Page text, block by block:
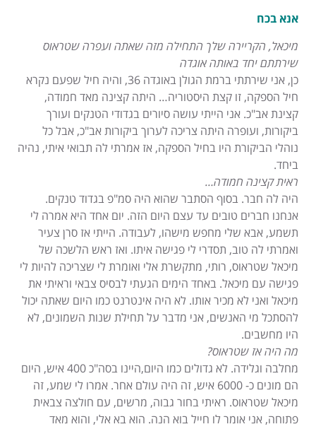
אנא בכח
מיכאל, הקריירה שלך התחילה מזה שאתה ועפרה שטראוס
שירתתם יחד באותה אוגדה
כן, אני שירתתי ברמת הגולן באוגדה 36, והיה חיל שפעם נקרא
חיל הספקה, זו קצת היסטוריה… היתה קצינה מאד חמודה,
קצינת אב"כ. אני הייתי עושה סיורים בגדודי הטנקים ועורך
ביקורות, ועופרה היתה צריכה לערוך ביקורות אב"כ, אבל כל
נוהלי הביקורת היו בחיל הספקה, אז אמרתי לה תבואי איתי, נהיה
ביחד.
ראית קצינה חמודה…
היה לה חבר. בסוף הסתבר שהוא היה סמ"פ בגדוד טנקים.
אנחנו חברים טובים עד עצם היום הזה. יום אחד היא אמרה לי
תשמע, אבא שלי מחפש מישהו, לעבודה. הייתי אז סרן צעיר
ואמרתי לה טוב, תסדרי לי פגישה איתו. ואז ראש הלשכה של
מיכאל שטראוס, רותי, מתקשרת אלי ואומרת לי שצריכה להיות לי
פגישה עם מיכאל. באחד הימים הגעתי לבסיס צבאי וראיתי את
מיכאל ואני לא מכיר אותו. לא היה אינטרנט כמו היום שאתה יכול
להסתכל מי האנשים, אני מדבר על תחילת שנות השמונים, לא
היו מחשבים.
מה היה אז שטראוס?
מחלבה וגלידה. לא גדולים כמו היום,היינו בסה"כ 400 איש, היום
הם מונים כ- 6000 איש, זה היה עולם אחר. אמרו לי שמע, זה
מיכאל שטראוס. ראיתי בחור גבוה, מרשים, עם חולצה צבאית
פתוחה, אני אומר לו חייל בוא הנה. הוא בא אלי, והוא מאד